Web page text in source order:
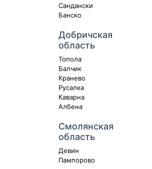
Сандански
Банско
Добричская
область
Топола
Балчик
Кранево
Русалка
Каварна
Албена
Смолянская
область
Девин
Пампорово